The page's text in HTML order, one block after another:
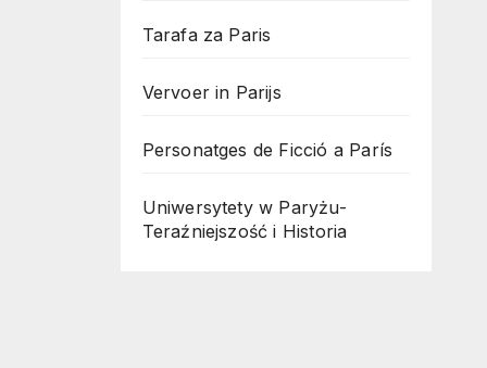
Tarafa za Paris
Vervoer in Parijs
Personatges de Ficció a París
Uniwersytety w Paryżu-
Teraźniejszość i Historia